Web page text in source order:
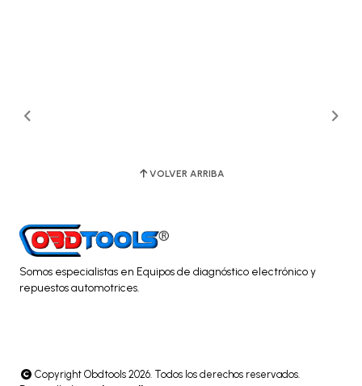
VOLVER ARRIBA
Somos especialistas en Equipos de diagnóstico electrónico y
repuestos automotrices.
Copyright Obdtools 2026. Todos los derechos reservados.